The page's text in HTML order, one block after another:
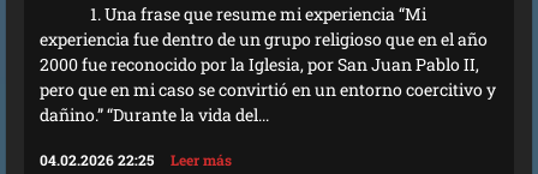
1. Una frase que resume mi experiencia “Mi
experiencia fue dentro de un grupo religioso que en el año
2000 fue reconocido por la Iglesia, por San Juan Pablo II,
pero que en mi caso se convirtió en un entorno coercitivo y
dañino.” “Durante la vida del...
04.02.2026 22:25 Leer más